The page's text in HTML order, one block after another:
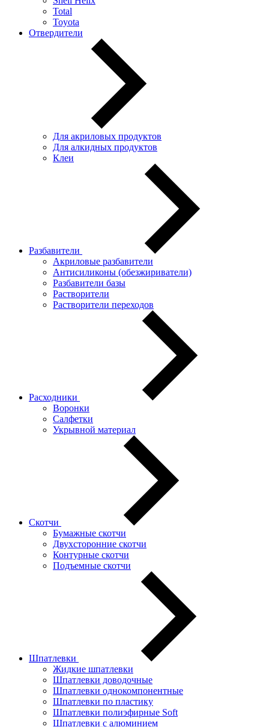
Total
Toyota
Отвердители
Для акриловых продуктов
Для алкидных продуктов
Клеи
Разбавители
Акриловые разбавители
Антисиликоны (обезжириватели)
Разбавители базы
Растворители
Растворители переходов
Расходники
Воронки
Салфетки
Укрывной материал
Скотчи
Бумажные скотчи
Двухсторонние скотчи
Контурные скотчи
Подъемные скотчи
Шпатлевки
Жидкие шпатлевки
Шпатлевки доводочные
Шпатлевки однокомпонентные
Шпатлевки по пластику
Шпатлевки полиэфирные Soft
Шпатлевки с алюминием